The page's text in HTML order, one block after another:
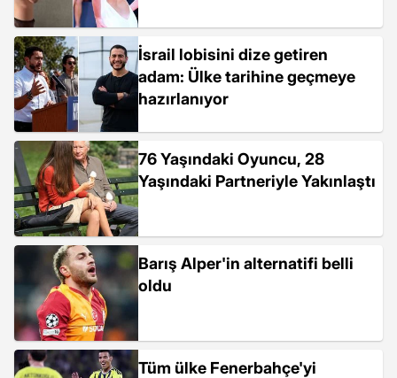
İsrail lobisini dize getiren
adam: Ülke tarihine geçmeye
hazırlanıyor
76 Yaşındaki Oyuncu, 28
Yaşındaki Partneriyle Yakınlaştı
Barış Alper'in alternatifi belli
oldu
Tüm ülke Fenerbahçe'yi